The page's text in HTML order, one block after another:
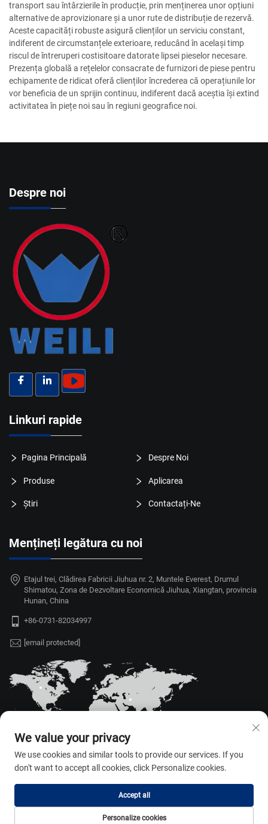
transport sau întârzierile în producție, prin menținerea unor opțiuni
alternative de aprovizionare și a unor rute de distribuție de rezervă.
Aceste capacități robuste asigură clienților un serviciu constant,
indiferent de circumstanțele exterioare, reducând în același timp
riscul de întreruperi costisitoare datorate lipsei pieselor necesare.
Prezența globală a rețelelor consacrate de furnizori de piese pentru
echipamente de ridicat oferă clienților încrederea că operațiunile lor
vor beneficia de un sprijin continuu, indiferent dacă aceștia își extind
activitatea în piețe noi sau în regiuni geografice noi.
Despre noi
Linkuri rapide
Pagina Principală Despre Noi
Produse Aplicarea
Știri Contactați-Ne
Mențineți legătura cu noi
Etajul trei, Clădirea Fabricii Jiuhua nr. 2, Muntele Everest, Drumul
Shimatou, Zona de Dezvoltare Economică Jiuhua, Xiangtan, provincia
Hunan, China
+86-0731-82034997
[email protected]
Drepturi de autor © 2026 Hunan Weili
Auto Parts Appliance Co., Ltd. Toate
drepturile rezervate. —Politica de
We value your privacy
We use cookies and similar tools to provide our services. If you
don't want to accept all cookies, click Personalize cookies.
Personalize cookies
Accept all